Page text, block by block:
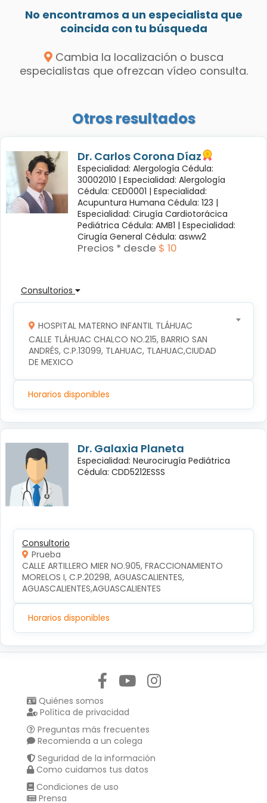
No encontramos a un especialista que
coincida con tu búsqueda
Cambia la localización o busca
especialistas que ofrezcan vídeo consulta.
Otros resultados
Dr. Carlos Corona Díaz
Especialidad: Alergología Cédula:
30002010 | Especialidad: Alergología
Cédula: CED0001 | Especialidad:
Acupuntura Humana Cédula: 123 |
Especialidad: Cirugía Cardiotorácica
Pediátrica Cédula: AMB1 | Especialidad:
Cirugía General Cédula: asww2
Precios * desde $ 10
Consultorios
HOSPITAL MATERNO INFANTIL TLÁHUAC
CALLE TLÁHUAC CHALCO NO.215, BARRIO SAN
ANDRÉS, C.P.13099, TLAHUAC, TLAHUAC,CIUDAD
DE MEXICO
Horarios disponibles
Dr. Galaxia Planeta
Especialidad: Neurocirugía Pediátrica
Cédula: CDD5212ESSS
Consultorio
Prueba
CALLE ARTILLERO MIER NO.905, FRACCIONAMIENTO
MORELOS I, C.P.20298, AGUASCALIENTES,
AGUASCALIENTES,AGUASCALIENTES
Horarios disponibles
Quiénes somos
Política de privacidad
Preguntas más frecuentes
Recomienda a un colega
Seguridad de la información
Como cuidamos tus datos
Condiciones de uso
Prensa